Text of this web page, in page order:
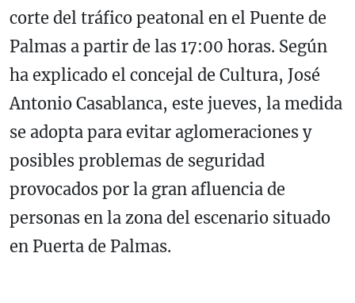
corte del tráfico peatonal en el Puente de
Palmas a partir de las 17:00 horas. Según
ha explicado el concejal de Cultura, José
Antonio Casablanca, este jueves, la medida
se adopta para evitar aglomeraciones y
posibles problemas de seguridad
provocados por la gran afluencia de
personas en la zona del escenario situado
en Puerta de Palmas.